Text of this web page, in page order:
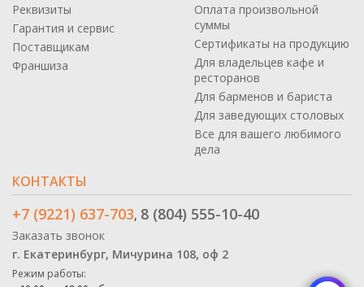
Реквизиты
Гарантия и сервис
Поставщикам
Франшиза
Оплата произвольной
суммы
Сертификаты на продукцию
Для владельцев кафе и
ресторанов
Для барменов и бариста
Для заведующих столовых
Все для вашего любимого
дела
КОНТАКТЫ
+7 (9221) 637-703, 8 (804) 555-10-40
Заказать звонок
г. Екатеринбург, Мичурина 108, оф 2
Режим работы: